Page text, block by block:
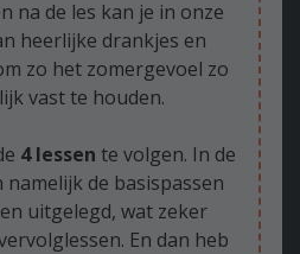
na de les kan je in onze
heerlijke drankjes en
zo het zomergevoel zo
vast te houden.
4 lessen te volgen. In de
de basispassen
uitgelegd, wat zeker
En dan heb